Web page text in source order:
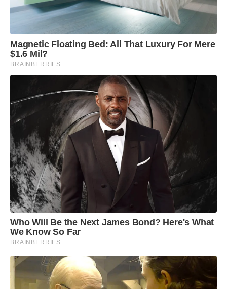
Magnetic Floating Bed: All That Luxury For Mere
$1.6 Mil?
BRAINBERRIES
Who Will Be the Next James Bond? Here's What
We Know So Far
BRAINBERRIES